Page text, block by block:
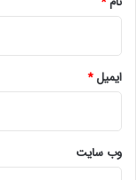
سند مسئولیت
برفی کشور، ایجاد
نیروگاه خورشیدی
ایمیل*
وب‌ سایت